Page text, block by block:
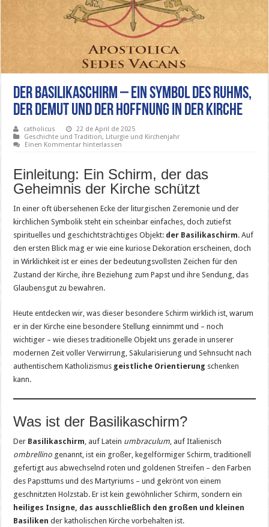
Der Basilikaschirm – Ein Symbol des Ruhms,
der Demut und der Hoffnung in der Kirche
catholicus
22 de April de 2025
Geschichte und Tradition, Liturgie und Kirchenjahr
Einen Kommentar hinterlassen
Einleitung: Ein Schirm, der das
Geheimnis der Kirche schützt
In einer oft übersehenen Ecke der liturgischen Zeremonie und der
kirchlichen Symbolik steht ein scheinbar einfaches, doch zutiefst
spirituelles und geschichtsträchtiges Objekt: der Basilikaschirm. Auf
den ersten Blick mag er wie eine kuriose Dekoration erscheinen, doch
in Wirklichkeit ist er eines der bedeutungsvollsten Zeichen für den
Zustand der Kirche, ihre Beziehung zum Papst und ihre Sendung, das
Glaubensgut zu bewahren.
Heute entdecken wir, was dieser besondere Schirm wirklich ist, warum
er in der Kirche eine besondere Stellung einnimmt und – noch
wichtiger – wie dieses traditionelle Objekt uns gerade in unserer
modernen Zeit voller Verwirrung, Säkularisierung und Sehnsucht nach
authentischem Katholizismus geistliche Orientierung schenken
kann.
Was ist der Basilikaschirm?
Der Basilikaschirm, auf Latein umbraculum, auf Italienisch
ombrellino genannt, ist ein großer, kegelförmiger Schirm, traditionell
gefertigt aus abwechselnd roten und goldenen Streifen – den Farben
des Papsttums und des Martyriums – und gekrönt von einem
geschnitzten Holzstab. Er ist kein gewöhnlicher Schirm, sondern ein
heiliges Insigne, das ausschließlich den großen und kleinen
Basiliken der katholischen Kirche vorbehalten ist.